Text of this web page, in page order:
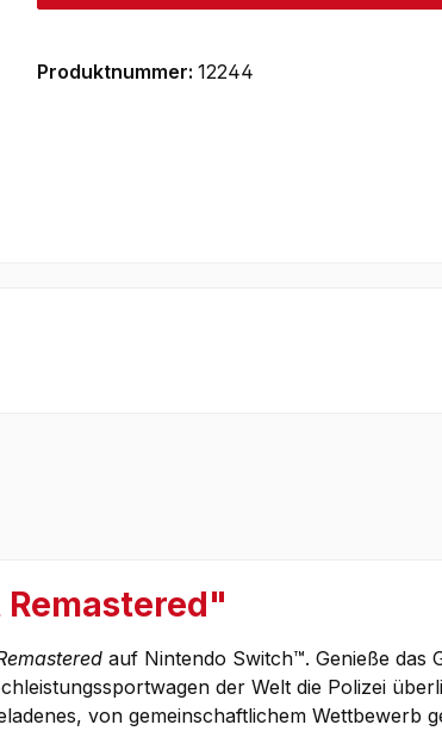
Produktnummer: 12244
auf Nintendo Switch™. Genieße das
der Welt die Polizei
von gemeinschaftlichem Wettbewerb